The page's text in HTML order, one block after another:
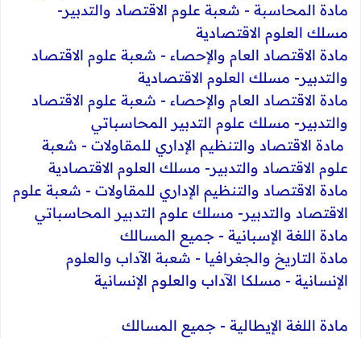
مادة المحاسبة - شعبة علوم الاقتصاد والتدبير-
مسلك العلوم الاقتصادية
مادة الاقتصاد العام والإحصاء - شعبة علوم الاقتصاد
والتدبير- مسلك العلوم الاقتصادية
مادة الاقتصاد العام والإحصاء - شعبة علوم الاقتصاد
والتدبير- مسلك علوم التدبير المحاسباتي
مادة الاقتصاد والتنظيم الإداري للمقاولات - شعبة
علوم الاقتصاد والتدبير- مسلك العلوم الاقتصادية
مادة الاقتصاد والتنظيم الإداري للمقاولات - شعبة علوم
الاقتصاد والتدبير- مسلك علوم التدبير المحاسباتي
مادة اللغة الإسبانية - جميع المسالك
مادة التاريخ والجغرافيا - شعبة الآداب والعلوم
الإنسانية - مسلكا الآداب والعلوم الإنسانية
مادة اللغة الإيطالية - جميع المسالك